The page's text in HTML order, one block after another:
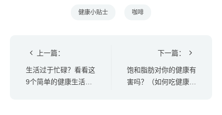
健康小贴士 咖啡
上一篇：
生活过于忙碌？看看这
9个简单的健康生活习
下一篇：
饱和脂肪对你的健康有
害吗？（如何吃健康的